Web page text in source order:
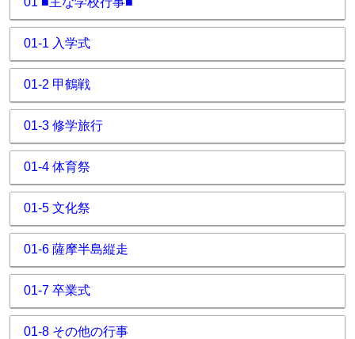
01-1 入学式
01-2 甲鶴戦
01-3 修学旅行
01-4 体育祭
01-5 文化祭
01-6 薩摩半島縦走
01-7 卒業式
01-8 その他の行事